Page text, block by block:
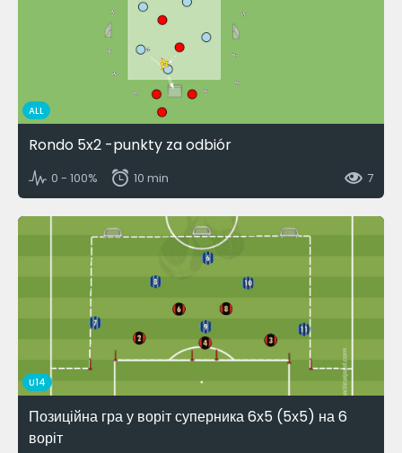
ALL
Rondo 5x2 -punkty za odbiór
0 - 100% 10 min 7
U14
Позиційна гра у воріт суперника 6х5 (5х5) на 6
воріт